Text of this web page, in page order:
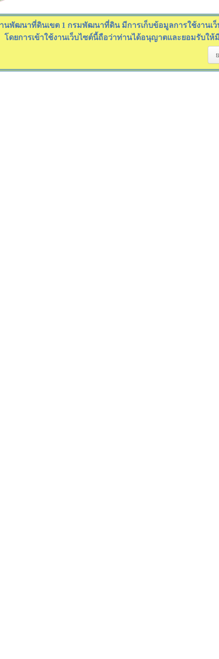
นพัฒนาที่ดินเขต 1 กรมพัฒนาที่ดิน มีการเก็บข้อมูลการใช้งานเ
โดยการเข้าใช้งานเว็บไซต์นี้ถือว่าท่านได้อนุญาตและยอมรับ